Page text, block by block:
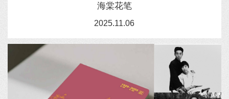
海棠花笔
2025.11.06